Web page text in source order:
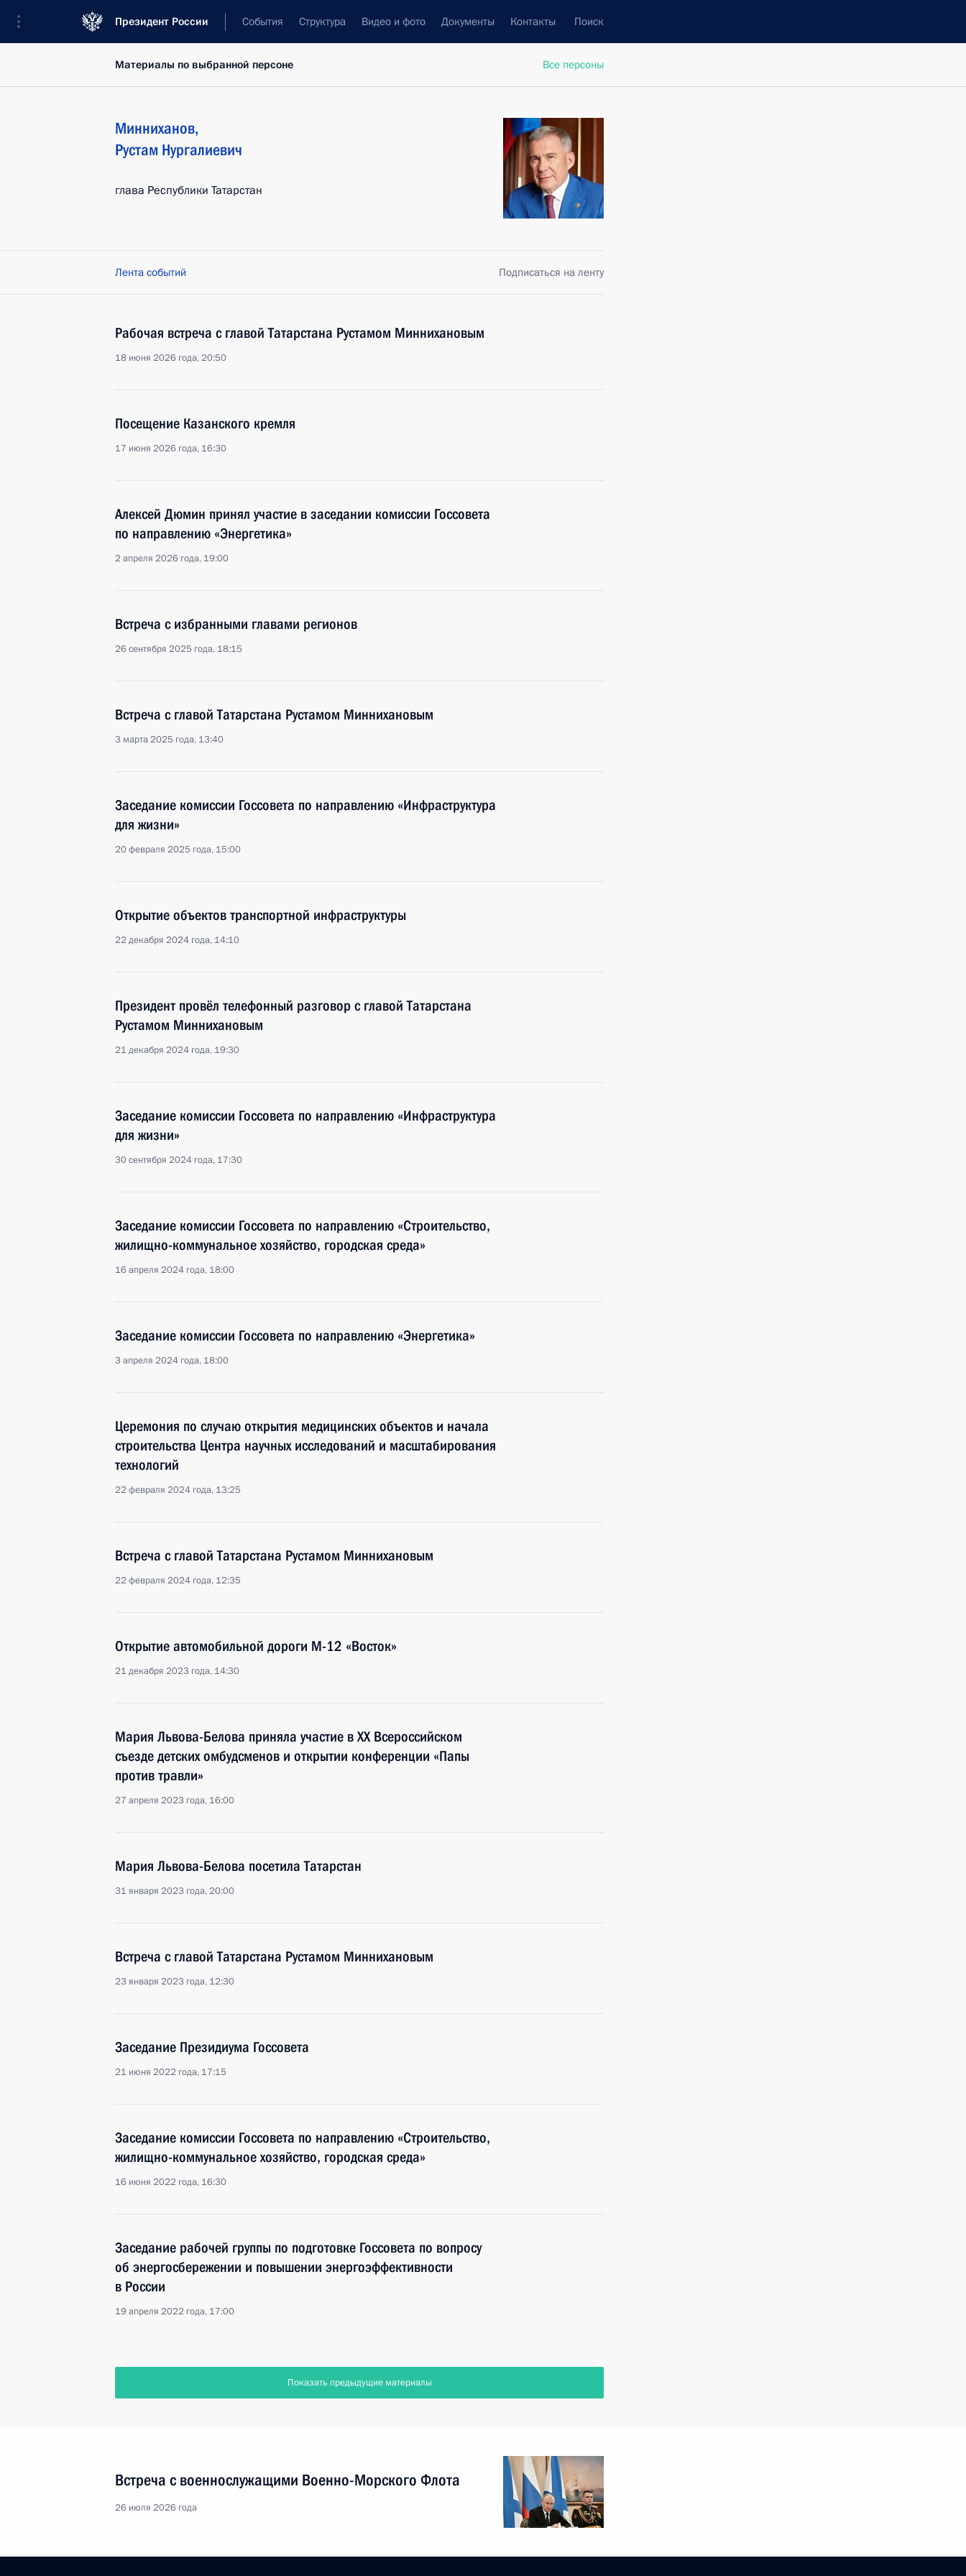
Президент России События Структура Видео и фото Документы Контакты Поиск
Все персоны
Материалы по выбранной персоне
Минниханов,
Рустам Нургалиевич
глава Республики Татарстан
Лента событий Подписаться на ленту
Рабочая встреча с главой Татарстана Рустамом Миннихановым
18 июня 2026 года, 20:50
Посещение Казанского кремля
17 июня 2026 года, 16:30
Алексей Дюмин принял участие в заседании комиссии Госсовета
по направлению «Энергетика»
2 апреля 2026 года, 19:00
Встреча с избранными главами регионов
26 сентября 2025 года, 18:15
Встреча с главой Татарстана Рустамом Миннихановым
3 марта 2025 года, 13:40
Заседание комиссии Госсовета по направлению «Инфраструктура
для жизни»
20 февраля 2025 года, 15:00
Открытие объектов транспортной инфраструктуры
22 декабря 2024 года, 14:10
Президент провёл телефонный разговор с главой Татарстана
Рустамом Миннихановым
21 декабря 2024 года, 19:30
Заседание комиссии Госсовета по направлению «Инфраструктура
для жизни»
30 сентября 2024 года, 17:30
Заседание комиссии Госсовета по направлению «Строительство,
жилищно-коммунальное хозяйство, городская среда»
16 апреля 2024 года, 18:00
Заседание комиссии Госсовета по направлению «Энергетика»
3 апреля 2024 года, 18:00
Церемония по случаю открытия медицинских объектов и начала
строительства Центра научных исследований и масштабирования
технологий
22 февраля 2024 года, 13:25
Встреча с главой Татарстана Рустамом Миннихановым
22 февраля 2024 года, 12:35
Открытие автомобильной дороги М-12 «Восток»
21 декабря 2023 года, 14:30
Мария Львова-Белова приняла участие в XX Всероссийском
съезде детских омбудсменов и открытии конференции «Папы
против травли»
27 апреля 2023 года, 16:00
Мария Львова-Белова посетила Татарстан
31 января 2023 года, 20:00
Встреча с главой Татарстана Рустамом Миннихановым
23 января 2023 года, 12:30
Заседание Президиума Госсовета
21 июня 2022 года, 17:15
Заседание комиссии Госсовета по направлению «Строительство,
жилищно-коммунальное хозяйство, городская среда»
16 июня 2022 года, 16:30
Заседание рабочей группы по подготовке Госсовета по вопросу
об энергосбережении и повышении энергоэффективности
в России
19 апреля 2022 года, 17:00
Показать предыдущие материалы
Встреча с военнослужащими Военно-Морского Флота
26 июля 2026 года